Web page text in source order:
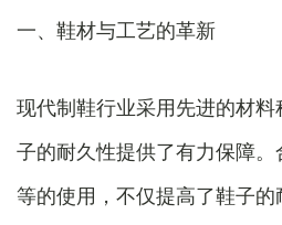
一、鞋材与工艺的革新
现代制鞋行业采用先进的材
子的耐久性提供了有力保障
等的使用，不仅提高了鞋子